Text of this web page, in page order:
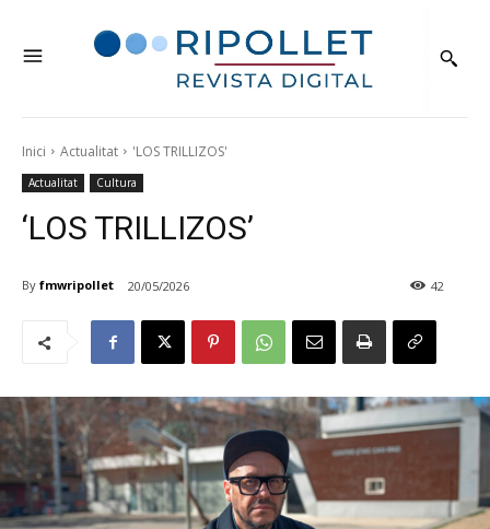
Inici Actualitat 'LOS TRILLIZOS'
Actualitat Cultura
‘LOS TRILLIZOS’
By fmwripollet 20/05/2026 42